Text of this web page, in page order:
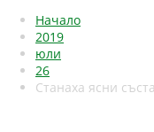
Начало
2019
юли
26
Станаха ясни